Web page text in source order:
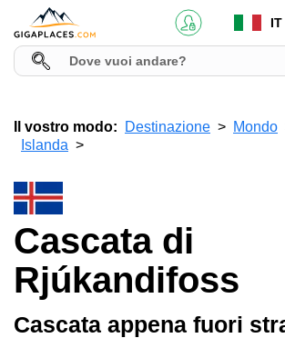
IT
Il vostro modo: Destinazione Mondo
Islanda
Cascata di
Rjúkandifoss
Cascata appena fuori